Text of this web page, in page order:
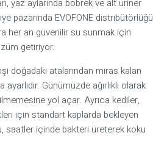
yaz aylarında böbrek ve alt üriner
pazarında EVOFONE distribütörlüğü
her an güvenilir su sunmak için
getiriyor.
doğadaki atalarından miras kalan
Günümüzde ağırlıklı olarak
yol açar. Ayrıca kediler,
için standart kaplarda bekleyen
saatler içinde bakteri üreterek koku